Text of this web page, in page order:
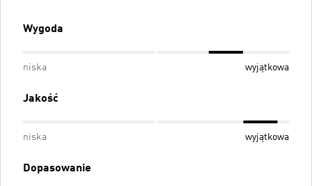
Wygoda
niska wyjątkowa
Jakość
niska wyjątkowa
Dopasowanie